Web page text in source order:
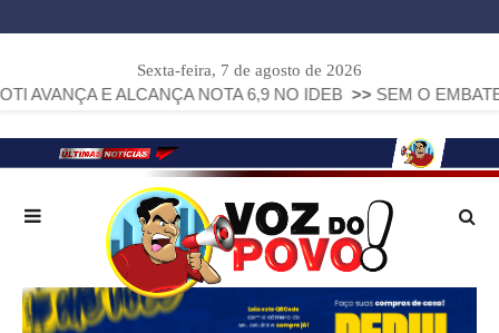
Sexta-feira, 7 de agosto de 2026
ALCANÇA NOTA 6,9 NO IDEB >> SEM O EMBATE